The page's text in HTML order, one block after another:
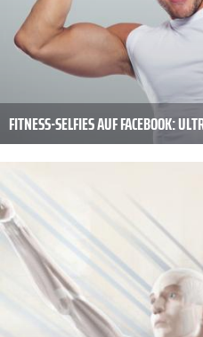
FITNESS-SELFIES AUF FACEBOOK: